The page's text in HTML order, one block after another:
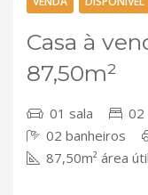
Casa à
87,50m²
01 sala 02
02 banheiros
87,50m² área útil